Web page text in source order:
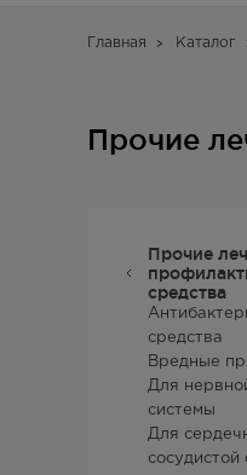
Главная Каталог
Прочие
Прочие
средства
средства
Вредные
Для
системы
Для
сосудистой